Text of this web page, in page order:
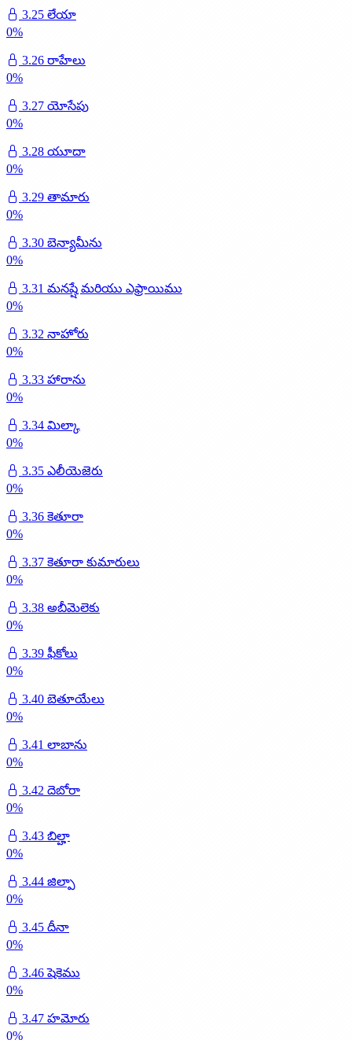
3.25 లేయా
0%
3.26 రాహేలు
0%
3.27 యోసేపు
0%
3.28 యూదా
0%
3.29 తామారు
0%
3.30 బెన్యామీను
0%
3.31 మనష్షే మరియు ఎఫ్రాయిము
0%
3.32 నాహోరు
0%
3.33 హారాను
0%
3.34 మిల్కా
0%
3.35 ఎలీయెజెరు
0%
3.36 కెతూరా
0%
3.37 కెతూరా కుమారులు
0%
3.38 అబీమెలెకు
0%
3.39 ఫీకోలు
0%
3.40 బెతూయేలు
0%
3.41 లాబాను
0%
3.42 దెబోరా
0%
3.43 బిల్హా
0%
3.44 జిల్పా
0%
3.45 దీనా
0%
3.46 షెకెము
0%
3.47 హమోరు
0%